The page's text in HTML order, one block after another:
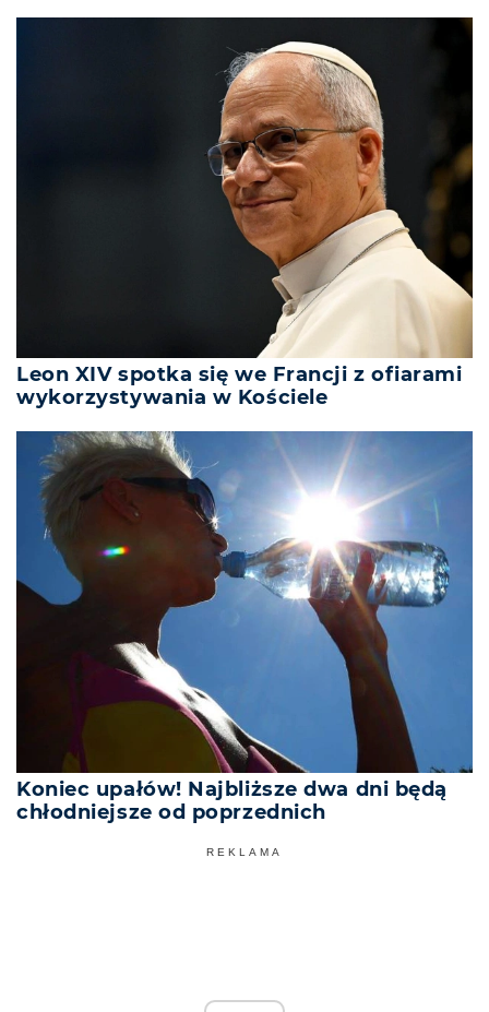
Leon XIV spotka się we Francji z ofiarami
wykorzystywania w Kościele
Koniec upałów! Najbliższe dwa dni będą
chłodniejsze od poprzednich
REKLAMA